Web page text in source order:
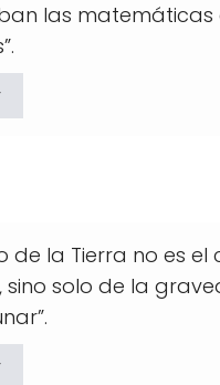
las matemáticas
de la Tierra no es el
sino solo de la